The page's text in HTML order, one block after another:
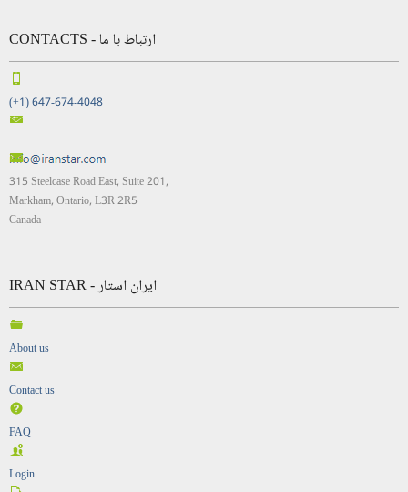
CONTACTS - ارتباط با ما
(+1) 647-674-4048
315 Steelcase Road East, Suite 201,
Markham, Ontario, L3R 2R5
Canada
IRAN STAR - ایران استار
About us
Contact us
FAQ
Login